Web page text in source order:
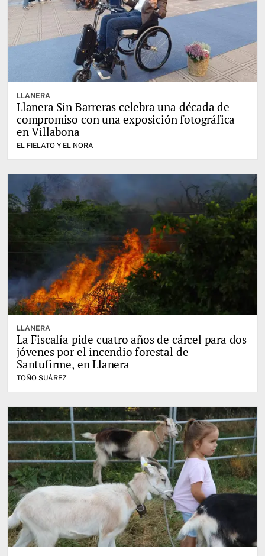
LLANERA
Llanera Sin Barreras celebra una década de
compromiso con una exposición fotográfica
en Villabona
EL FIELATO Y EL NORA
LLANERA
La Fiscalía pide cuatro años de cárcel para dos
jóvenes por el incendio forestal de
Santufirme, en Llanera
TOÑO SUÁREZ